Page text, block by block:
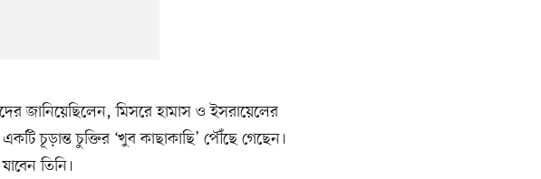
জানিয়েছিলেন, মিসরে হামাস ও ইসরায়েলের
চূড়ান্ত চুক্তির ‘খুব কাছাকাছি’ পৌঁছে গেছেন।
তিনি।